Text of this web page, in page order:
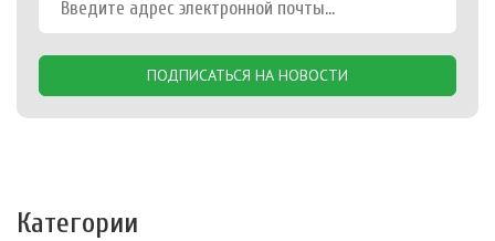
ПОДПИСАТЬСЯ НА НОВОСТИ
Категории